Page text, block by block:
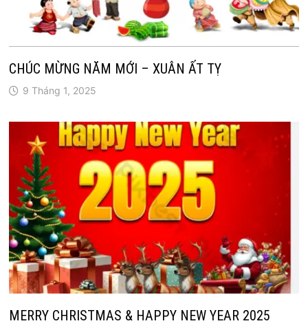
CHÚC MỪNG NĂM MỚI – XUÂN ẤT TỴ
9 Tháng 1, 2025
MERRY CHRISTMAS & HAPPY NEW YEAR 2025